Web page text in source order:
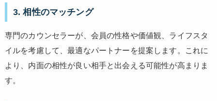
3.相性のマッチング
専門のカウンセラーが、会員の性格や価値観、ライフスタ
イルを考慮して、最適なパートナーを提案します。これに
より、内面の相性が良い相手と出会える可能性が高まりま
す。